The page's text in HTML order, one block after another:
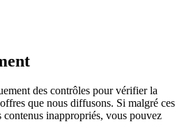
des contrôles pour vérifier la
que nous diffusons. Si malgré ces
contenus inappropriés, vous pouvez